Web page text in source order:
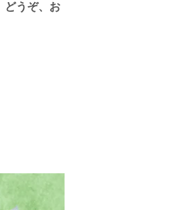
どうぞ、お